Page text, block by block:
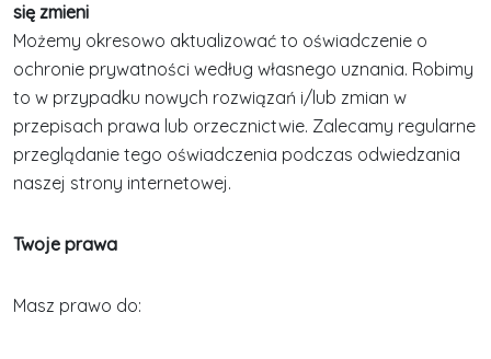
się zmieni
Możemy okresowo aktualizować to oświadczenie o
ochronie prywatności według własnego uznania. Robimy
to w przypadku nowych rozwiązań i/lub zmian w
przepisach prawa lub orzecznictwie. Zalecamy regularne
przeglądanie tego oświadczenia podczas odwiedzania
naszej strony internetowej.
Twoje prawa
Masz prawo do: